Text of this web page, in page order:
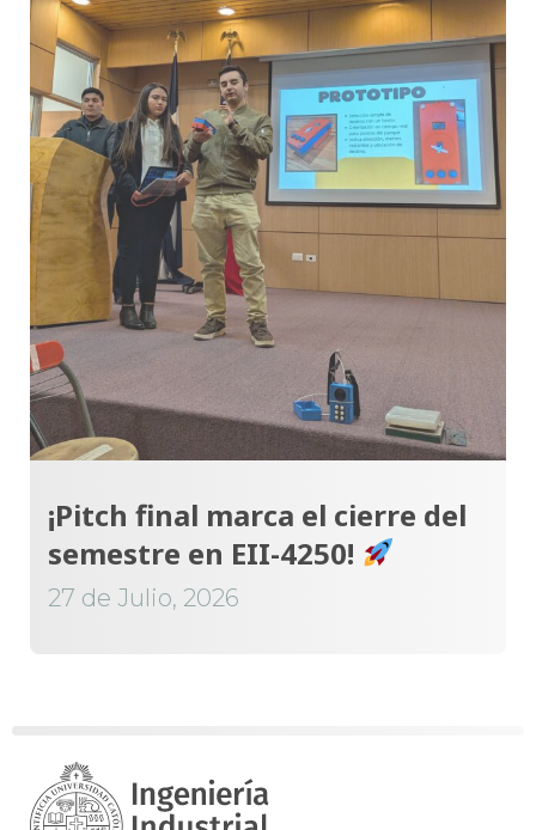
¡Pitch final marca el cierre del
semestre en EII-4250!
27 de Julio, 2026